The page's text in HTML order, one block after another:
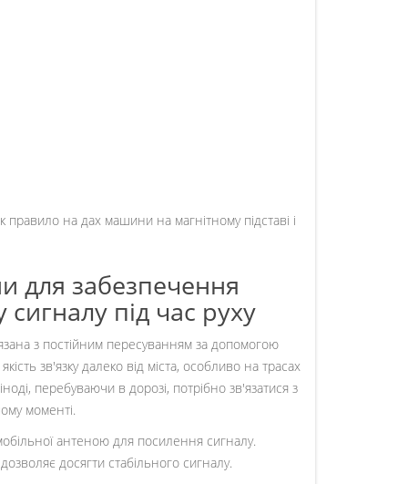
правило на дах машини на магнітному підставі і
для забезпечення
під час руху
з постійним пересуванням за допомогою
зв'язку далеко від міста, особливо на трасах
перебуваючи в дорозі, потрібно зв'язатися з
моменті.
антеною для посилення сигналу.
досягти стабільного сигналу.